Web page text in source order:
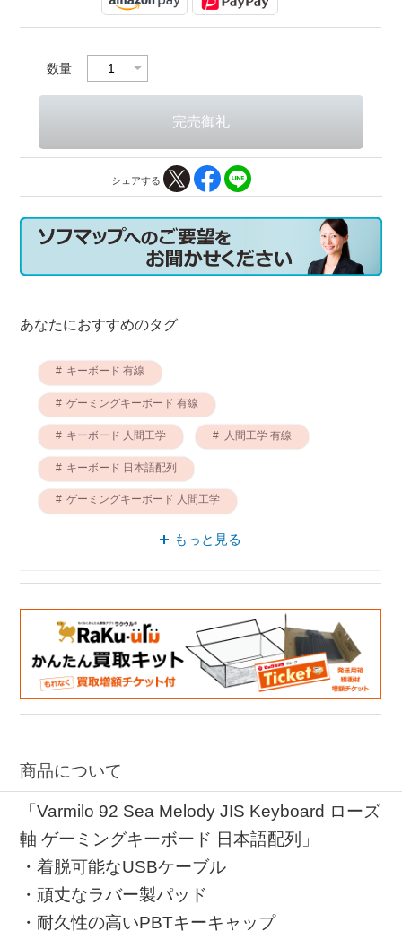
数量
シェアする
あなたにおすすめのタグ
キーボード 有線
ゲーミングキーボード 有線
キーボード 人間工学 人間工学 有線
キーボード 日本語配列
ゲーミングキーボード 人間工学
有線 VARMILO
もっと見る
商品について
「Varmilo 92 Sea Melody JIS Keyboard ローズ
軸 ゲーミングキーボード 日本語配列」
・着脱可能なUSBケーブル
・頑丈なラバー製パッド
・耐久性の高いPBTキーキャップ